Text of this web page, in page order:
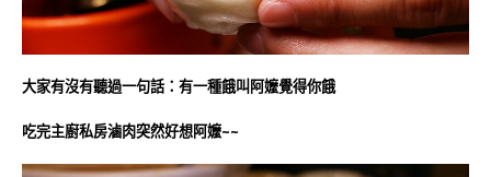
大家有沒有聽過一句話：有一種餓叫阿嬤覺得你餓
吃完主廚私房滷肉突然好想阿嬤~~